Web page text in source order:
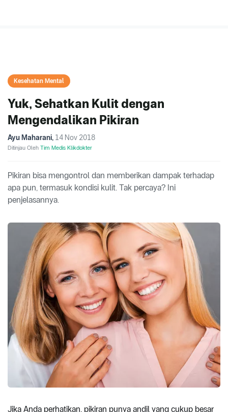
Kesehatan Mental
Yuk, Sehatkan Kulit dengan
Mengendalikan Pikiran
Ayu Maharani, 14 Nov 2018
Ditinjau Oleh Tim Medis Klikdokter
Pikiran bisa mengontrol dan memberikan dampak terhadap
apa pun, termasuk kondisi kulit. Tak percaya? Ini
penjelasannya.
Jika Anda perhatikan, pikiran punya andil yang cukup besar